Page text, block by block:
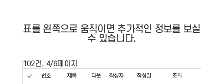
표를 왼쪽으로 움직이면 추가적인 정보를 보실
수 있습니다.
102건, 4/6페이지